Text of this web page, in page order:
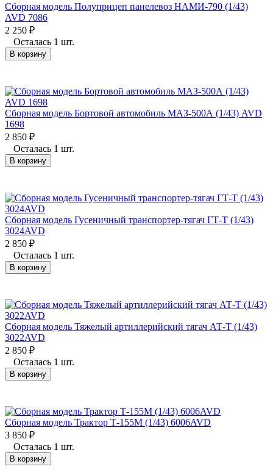
Сборная модель Полуприцеп панелевоз НАМИ-790 (1/43)
AVD 7086
2 250 ₽
Осталась 1 шт.
В корзину
Сборная модель Бортовой автомобиль МАЗ-500А (1/43) AVD
1698
2 850 ₽
Осталась 1 шт.
В корзину
Сборная модель Гусеничный транспортер-тягач ГТ-Т (1/43)
3024AVD
2 850 ₽
Осталась 1 шт.
В корзину
Сборная модель Тяжелый артиллерийский тягач АТ-Т (1/43)
3022AVD
2 850 ₽
Осталась 1 шт.
В корзину
Сборная модель Трактор Т-155М (1/43) 6006AVD
3 850 ₽
Осталась 1 шт.
В корзину